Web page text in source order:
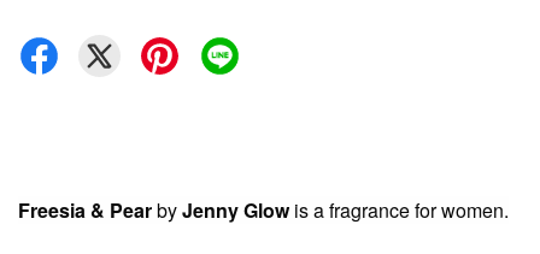
Freesia & PearbyJenny Glow is a fragrance for women.